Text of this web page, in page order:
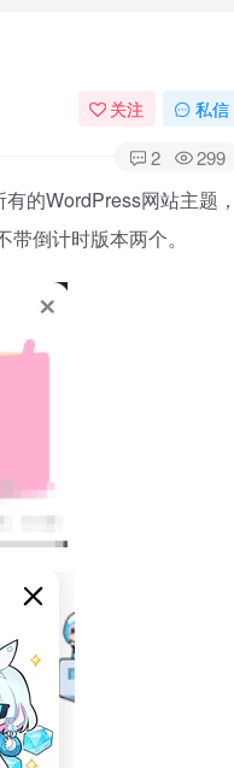
关注 私信
2 299
的WordPress网站主题
倒计时版本两个。